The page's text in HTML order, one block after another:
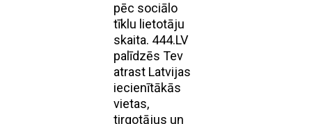
pēc sociālo
tīklu lietotāju
skaita. 444.LV
palīdzēs Tev
atrast Latvijas
iecienītākās
vietas,
tirgotājus un